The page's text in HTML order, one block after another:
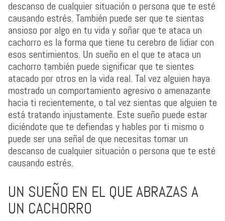
descanso de cualquier situación o persona que te esté
causando estrés. También puede ser que te sientas
ansioso por algo en tu vida y soñar que te ataca un
cachorro es la forma que tiene tu cerebro de lidiar con
esos sentimientos. Un sueño en el que te ataca un
cachorro también puede significar que te sientes
atacado por otros en la vida real. Tal vez alguien haya
mostrado un comportamiento agresivo o amenazante
hacia ti recientemente, o tal vez sientas que alguien te
está tratando injustamente. Este sueño puede estar
diciéndote que te defiendas y hables por ti mismo o
puede ser una señal de que necesitas tomar un
descanso de cualquier situación o persona que te esté
causando estrés.
UN SUEÑO EN EL QUE ABRAZAS A
UN CACHORRO